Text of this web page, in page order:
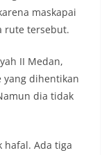
maskapai
rute tersebut.
II Medan,
yang dihentikan
dia tidak
hafal. Ada tiga